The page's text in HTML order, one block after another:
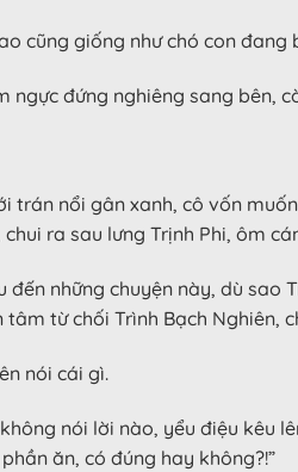
cũng giống như chó con đang
ngực đứng nghiêng sang bên,
trán nổi gân xanh, cô vốn
ra sau lưng Trịnh Phi, ôm
đến những chuyện này, dù
từ chối Trình Bạch
nói cái gì.
nói lời nào, yểu điệu kêu
ăn, có đúng hay không?!”